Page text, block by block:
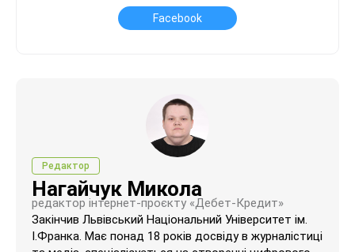
Facebook
Редактор
Нагайчук Микола
редактор інтернет-проєкту «Дебет-Кредит»
Закінчив Львівський Національний Університет ім.
І.Франка. Має понад 18 років досвіду в журналістиці